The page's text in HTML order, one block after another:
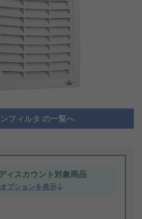
フィルタ の一覧へ
ィスカウント対象商品
プションを表示